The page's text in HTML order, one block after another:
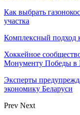
Как выбрать
участка
Комплексный подход
Хоккейное
Монументу Победы в
Эксперты
экономику Беларуси
Prev Next